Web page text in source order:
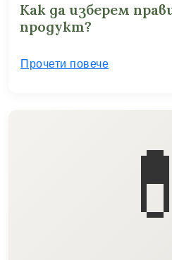
Как да изберем
продукт?
Прочети повече
💊